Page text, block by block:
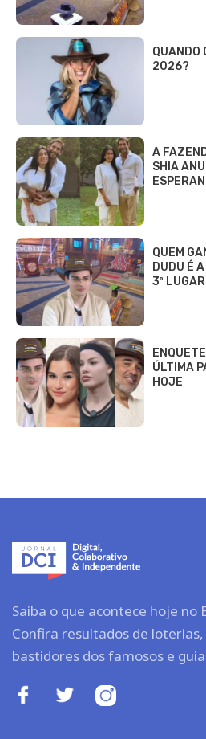
QUANDO
2026?
A
SHIA
QUEM
DUDU É
3º LUGAR
ÚLTIMA
HOJE
Saiba o que acontece hoje no
Confira resultados de
bastidores dos famosos e